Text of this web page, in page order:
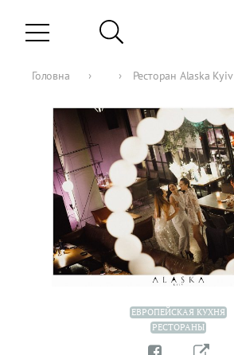
Головна › › Ресторан Alaska Kyiv
ЕВРОПЕЙСКАЯ КУХНЯ
РЕСТОРАНЫ